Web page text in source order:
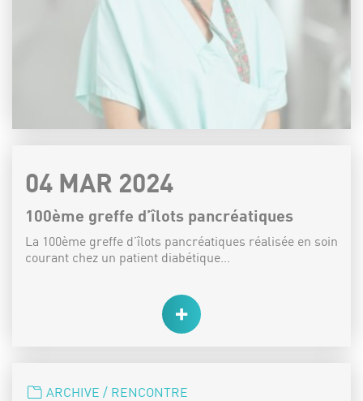
DATE :
04 MAR 2024
100ème greffe d’îlots pancréatiques
La 100ème greffe d’îlots pancréatiques réalisée en soin
courant chez un patient diabétique…
CATÉGORIE :
ARCHIVE / RENCONTRE